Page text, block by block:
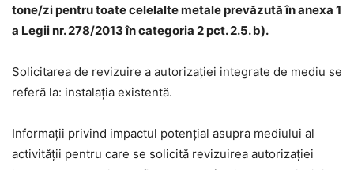
tone/zi pentru toate celelalte metale prevăzută în anexa 1
a Legii nr. 278/2013 în categoria 2 pct. 2.5. b).
Solicitarea de revizuire a autorizației integrate de mediu se
referă la: instalația existentă.
Informații privind impactul potențial asupra mediului al
activității pentru care se solicită revizuirea autorizației